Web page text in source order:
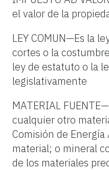
el valor de la
LEY COMUN—Es la
cortes o la
ley de estatuto o la
legislativamente
MATERIAL
cualquier otro
Comisión de
material; o mineral
de los materiales